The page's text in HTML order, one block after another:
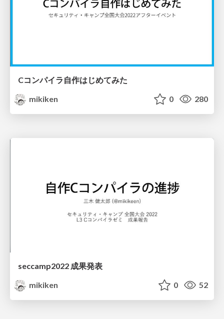
Cコンパイラ自作はじめてみた
mikiken
0 280
seccamp2022 成果発表
mikiken
0 52